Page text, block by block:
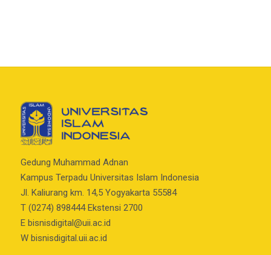
Gedung Muhammad Adnan
Kampus Terpadu Universitas Islam Indonesia
Jl. Kaliurang km. 14,5 Yogyakarta 55584
T (0274) 898444 Ekstensi 2700
E bisnisdigital@uii.ac.id
W bisnisdigital.uii.ac.id